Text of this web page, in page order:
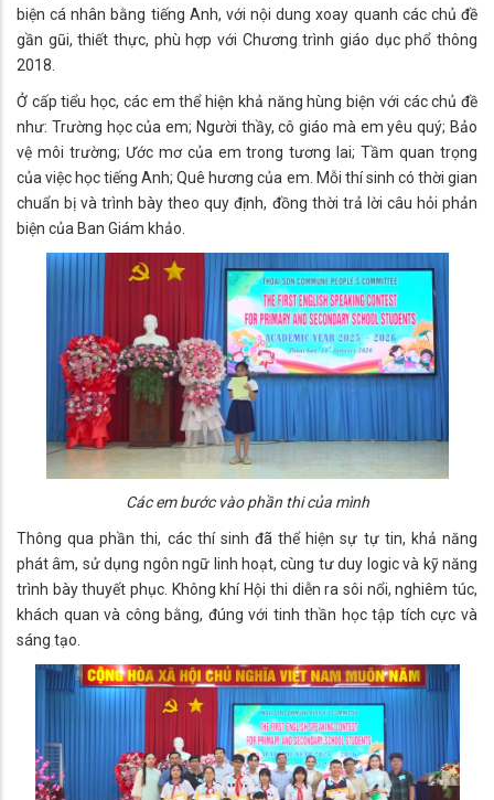
biện cá nhân bằng tiếng Anh, với nội dung xoay quanh các chủ đề
gần gũi, thiết thực, phù hợp với Chương trình giáo dục phổ thông
2018.
Ở cấp tiểu học, các em thể hiện khả năng hùng biện với các chủ đề
như: Trường học của em; Người thầy, cô giáo mà em yêu quý; Bảo
vệ môi trường; Ước mơ của em trong tương lai; Tầm quan trọng
của việc học tiếng Anh; Quê hương của em. Mỗi thí sinh có thời gian
chuẩn bị và trình bày theo quy định, đồng thời trả lời câu hỏi phản
biện của Ban Giám khảo.
Các em bước vào phần thi của mình
Thông qua phần thi, các thí sinh đã thể hiện sự tự tin, khả năng
phát âm, sử dụng ngôn ngữ linh hoạt, cùng tư duy logic và kỹ năng
trình bày thuyết phục. Không khí Hội thi diễn ra sôi nổi, nghiêm túc,
khách quan và công bằng, đúng với tinh thần học tập tích cực và
sáng tạo.